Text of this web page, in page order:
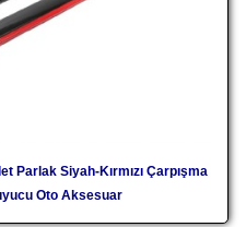
Parlak Siyah-Kırmızı Çarpışma
Oto Aksesuar